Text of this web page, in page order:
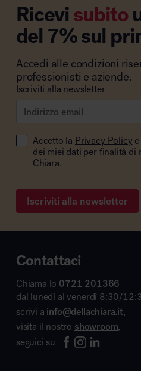
Ricevisubito
del 7% sul
Accedi alle condizioni
professionisti e aziende.
Iscriviti alla newsletter
Accetto la Privacy Policy
dei miei dati per finalità di
Chiara.
Iscriviti alla newsletter
Contattaci
Chiama lo 0721 201366
dal lunedì al venerdì 8:30/
scrivi a info@dellachiara.it,
visita il nostro showroom,
seguici su